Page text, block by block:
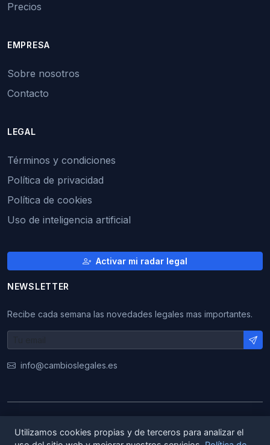
Precios
EMPRESA
Sobre nosotros
Contacto
LEGAL
Términos y condiciones
Política de privacidad
Política de cookies
Uso de inteligencia artificial
Activar mi radar legal
NEWSLETTER
Recibe cada semana las novedades legales mas importantes.
info@cambioslegales.es
reservados.
Utilizamos cookies propias y de terceros para analizar el